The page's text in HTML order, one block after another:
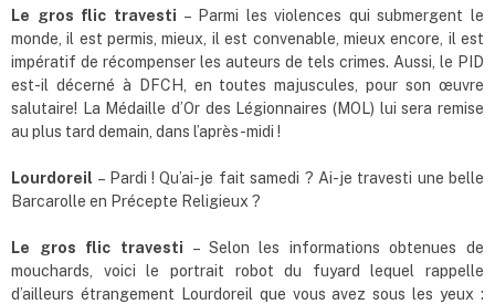
Le gros flic travesti – Parmi les violences qui submergent le
monde, il est permis, mieux, il est convenable, mieux encore, il est
impératif de récompenser les auteurs de tels crimes. Aussi, le PID
est-il décerné à DFCH, en toutes majuscules, pour son œuvre
salutaire! La Médaille d’Or des Légionnaires (MOL) lui sera remise
au plus tard demain, dans l’après-midi !
Lourdoreil – Pardi ! Qu’ai-je fait samedi ? Ai-je travesti une belle
Barcarolle en Précepte Religieux ?
Le gros flic travesti – Selon les informations obtenues de
mouchards, voici le portrait robot du fuyard lequel rappelle
d’ailleurs étrangement Lourdoreil que vous avez sous les yeux :